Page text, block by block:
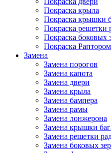
Покраска крыла
Покраска крышки
Покраска решетки
Покраска боковых
Покраска Раптором
Замена
Замена порогов
Замена капота
Замена двери
Замена крыла
Замена бампера
Замена рамы
Замена лонжерона
Замена крышки
Замена решетки
Замена боковых